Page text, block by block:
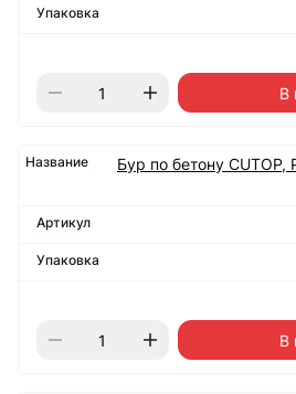
В
Бур по бетону CUTOP,
В